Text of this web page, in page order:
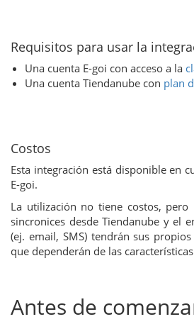
Requisitos para usar la
Una cuenta E-goi con acceso a la
Una cuenta Tiendanube con plan
Costos
Esta integración está disponible en
E-goi.
La utilización no tiene costos, pero
sincronices desde Tiendanube y el
(ej. email, SMS) tendrán sus
que dependerán de las
Antes de